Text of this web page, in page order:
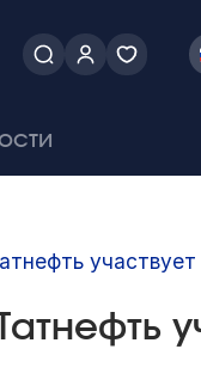
участвует